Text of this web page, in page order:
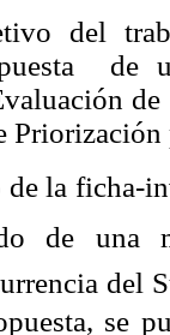
del
de
Priorización
la ficha-
de una
del
se